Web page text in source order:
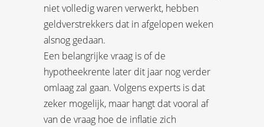
niet volledig waren verwerkt, hebben
geldverstrekkers dat in afgelopen weken
alsnog gedaan.
Een belangrijke vraag is of de
hypotheekrente later dit jaar nog verder
omlaag zal gaan. Volgens experts is dat
zeker mogelijk, maar hangt dat vooral af
van de vraag hoe de inflatie zich